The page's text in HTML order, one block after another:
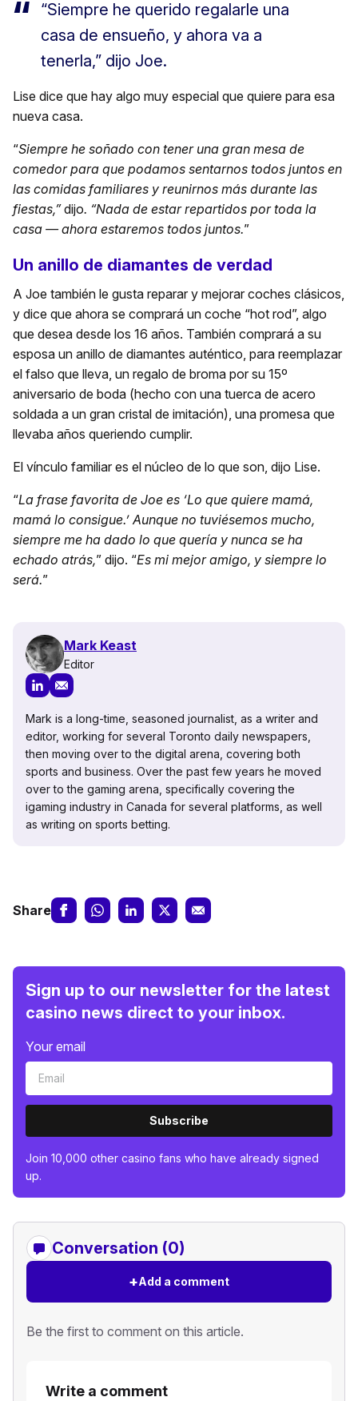
“Siempre he querido regalarle una
casa de ensueño, y ahora va a
tenerla,” dijo Joe.
Lise dice que hay algo muy especial que quiere para esa
nueva casa.
“Siempre he soñado con tener una gran mesa de
comedor para que podamos sentarnos todos juntos en
las comidas familiares y reunirnos más durante las
fiestas,”dijo. “Nada de estar repartidos por toda la
casa — ahora estaremos todos juntos.”
Un anillo de diamantes de verdad
A Joe también le gusta reparar y mejorar coches clásicos,
y dice que ahora se comprará un coche “hot rod”, algo
que desea desde los 16 años. También comprará a su
esposa un anillo de diamantes auténtico, para reemplazar
el falso que lleva, un regalo de broma por su 15º
aniversario de boda (hecho con una tuerca de acero
soldada a un gran cristal de imitación), una promesa que
llevaba años queriendo cumplir.
El vínculo familiar es el núcleo de lo que son, dijo Lise.
“La frase favorita de Joe es ‘Lo que quiere mamá,
mamá lo consigue.’ Aunque no tuviésemos mucho,
siempre me ha dado lo que quería y nunca se ha
echado atrás,” dijo. “Es mi mejor amigo, y siempre lo
será.”
Mark Keast
Editor
Mark is a long-time, seasoned journalist, as a writer and
editor, working for several Toronto daily newspapers,
then moving over to the digital arena, covering both
sports and business. Over the past few years he moved
over to the gaming arena, specifically covering the
igaming industry in Canada for several platforms, as well
as writing on sports betting.
Share
Sign up to our newsletter for the latest
casino news direct to your inbox.
Your email
Subscribe
Join 10,000 other casino fans who have already signed
up.
Conversation (0)
+Add a comment
Be the first to comment on this article.
Write a comment